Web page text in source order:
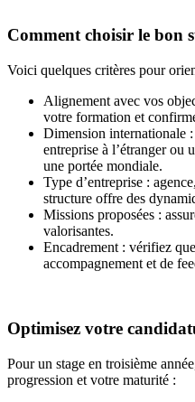
Comment choisir le bon
Voici quelques critères pour
Alignement avec vos
votre formation et
Dimension internationale
entreprise à l’étranger ou
une portée mondiale.
Type d’entreprise :
structure offre des
Missions proposées :
valorisantes.
Encadrement : vérifiez
accompagnement et de
Optimisez votre
Pour un stage en troisième
progression et votre maturité :